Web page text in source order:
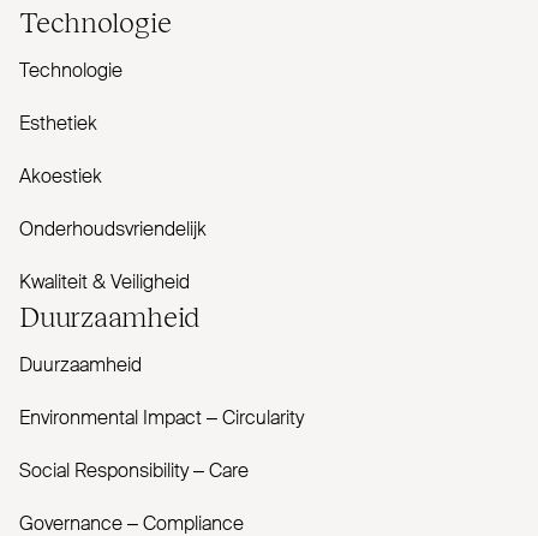
Tech­nologie
Technologie
Esthetiek
Akoestiek
Onderhoudsvriendelijk
Kwaliteit & Veiligheid
Duur­zaamheid
Duurzaamheid
Envi­ronmental Impact – Cir­cularity
Social Responsibility – Care
Governance – Com­pliance